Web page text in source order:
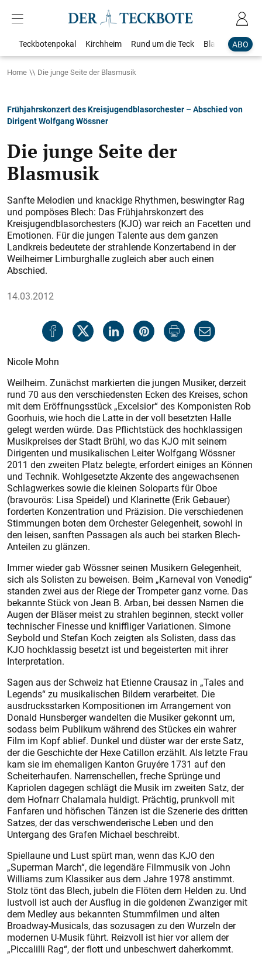
ABO
Teckbotenpokal Kirchheim Rund um die Teck Blaulicht
Home Die junge Seite der Blasmusik
Frühjahrskonzert des Kreisjugendblasorchester – Abschied von
Dirigent Wolfgang Wössner
Die junge Seite der
Blasmusik
Sanfte Melodien und knackige Rhythmen, beswingter Rag
und pompöses Blech: Das Frühjahrskonzert des
Kreisjugendblasorchesters (KJO) war reich an Facetten und
Emotionen. Für die jungen Talente aus dem ganzen
Landkreis bedeutete der strahlende Konzertabend in der
Weilheimer Limburghalle zugleich aber auch einen
Abschied.
14.03.2012
Nicole Mohn
Weilheim. Zunächst markierten die jungen Musiker, derzeit
rund 70 aus den verschiedensten Ecken des Kreises, schon
mit dem Eröffnungsstück „Excelsior“ des Komponisten Rob
Goorhuis, wie hoch die Latte in der voll besetzten Halle
gelegt werden würde. Das Pflichtstück des hochklassigen
Musikpreises der Stadt Brühl, wo das KJO mit seinem
Dirigenten und musikalischen Leiter Wolfgang Wössner
2011 den zweiten Platz belegte, erfordert einiges an Können
und Technik. Wohlgesetzte Akzente des angewachsenen
Schlagwerkes sowie die kleinen Soloparts für Oboe
(bravourös: Lisa Speidel) und Klarinette (Erik Gebauer)
forderten Konzentration und Präzision. Die verschiedenen
Stimmungen boten dem Orchester Gelegenheit, sowohl in
den leisen, sanften Passagen als auch bei starken Blech-
Anteilen zu glänzen.
Immer wieder gab Wössner seinen Musikern Gelegenheit,
sich als Solisten zu beweisen. Beim „Karneval von Venedig“
standen zwei aus der Riege der Trompeter ganz vorne. Das
bekannte Stück von Jean B. Arban, bei dessen Namen die
Augen der Bläser meist zu strahlen beginnen, steckt voller
technischer Finesse und kniffliger Variationen. Simone
Seybold und Stefan Koch zeigten als Solisten, dass das
KJO hochklassig besetzt ist und begeisterten mit ihrer
Interpretation.
Sagen aus der Schweiz hat Etienne Crausaz in „Tales and
Legends“ zu musikalischen Bildern verarbeitet. Die
ausdrucksstarken Kompositionen im Arrangement von
Donald Hunsberger wandelten die Musiker gekonnt um,
sodass beim Publikum während des Stückes ein wahrer
Film im Kopf ablief. Dunkel und düster war der erste Satz,
der die Geschichte der Hexe Catillon erzählt. Als letzte Frau
kam sie im ehemaligen Kanton Gruyére 1731 auf den
Scheiterhaufen. Narrenschellen, freche Sprünge und
Kapriolen dagegen schlägt die Musik im zweiten Satz, der
dem Hofnarr Chalamala huldigt. Prächtig, prunkvoll mit
Fanfaren und höfischen Tänzen ist die Szenerie des dritten
Satzes, der das verschwenderische Leben und den
Untergang des Grafen Michael beschreibt.
Spiellaune und Lust spürt man, wenn das KJO den
„Superman March“, die legendäre Filmmusik von John
Williams zum Klassiker aus dem Jahre 1978 anstimmt.
Stolz tönt das Blech, jubeln die Flöten dem Helden zu. Und
lustvoll ist auch der Ausflug in die goldenen Zwanziger mit
dem Medley aus bekannten Stummfilmen und alten
Broadway-Musicals, das sozusagen zu den Wurzeln der
modernen U-Musik führt. Reizvoll ist hier vor allem der
„Piccalilli Rag“, der flott und unbeschwert daherkommt.